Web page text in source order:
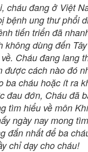
cháu đang ở Việt
bệnh ung thư phổi
tiến triển đã
không dùng đến
Cháu đang lang
được cách nào đó
ba cháu hoặc ít ra
đau đớn, Cháu đã
tìm hiểu về môn
ngày nay mong
đắn nhất để ba
chỉ dạy cho cháu!